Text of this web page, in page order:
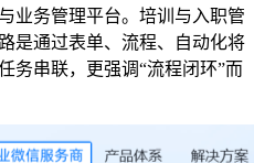
业务管理平台。培训与入职管
是通过表单、流程、自动化将
务串联，更强调“流程闭环”而